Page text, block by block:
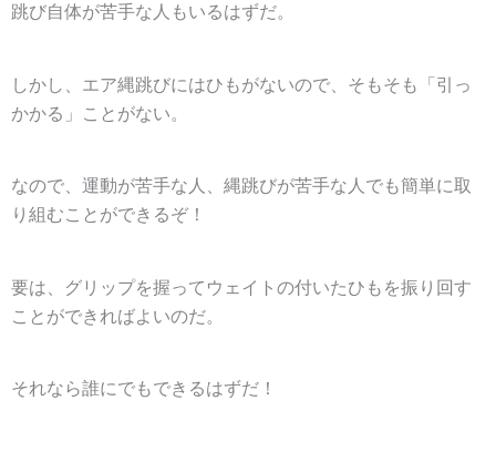
跳び自体が苦手な人もいるはずだ。
しかし、 エア縄跳びにはひもがないので、そもそも「引っ
かかる」ことがない。
なので、運動が苦手な人、縄跳びが苦手な人でも簡単に取
り組むことができるぞ！
要は、グリップを握ってウェイトの付いたひもを振り回す
ことができればよいのだ。
それなら誰にでもできるはずだ！